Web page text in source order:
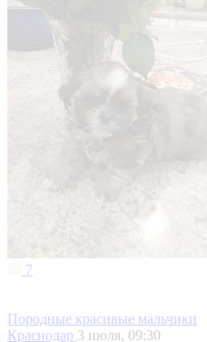
7
Породные красивые мальчики
Краснодар 3 июля, 09:30